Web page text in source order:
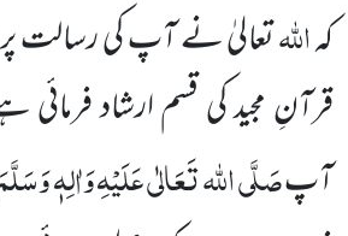
کہاللہتعالیٰ نے آپ کی رسالت
قرآنِ مجید کی قسم ارشاد
آپصَلَّی اللہ تَعَالٰی عَلَیْہِ وَاٰلِہٖ